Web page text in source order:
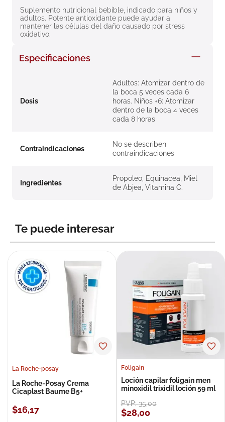
Suplemento nutricional bebible, indicado para niños y
adultos. Potente antioxidante puede ayudar a
mantener las células del daño causado por stress
oxidativo.
Especificaciones
Dosis
Adultos: Atomizar dentro de
la boca 5 veces cada 6
horas. Niños +6: Atomizar
dentro de la boca 4 veces
cada 8 horas
Contraindicaciones
No se describen
contraindicaciones
Ingredientes
Propoleo, Equinacea, Miel
de Abjea, Vitamina C.
Te puede interesar
La Roche-posay
La Roche-Posay Crema
Cicaplast Baume B5+
$16,17
Foligain
Loción capilar foligain men
minoxidil trixidil loción 59 ml
PVP:35,00
$28,00
9 . nivea
10.pañales